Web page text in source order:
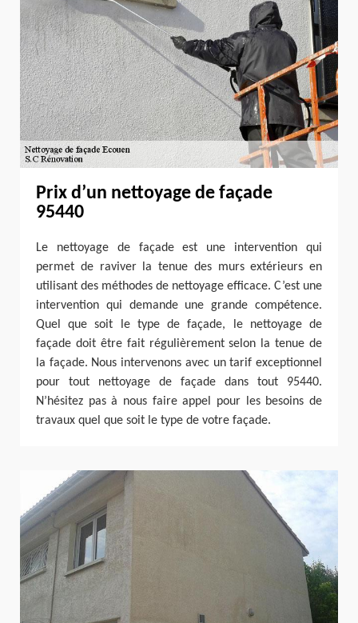
Prix d’un nettoyage de façade
95440
Le nettoyage de façade est une intervention qui
permet de raviver la tenue des murs extérieurs en
utilisant des méthodes de nettoyage efficace. C’est une
intervention qui demande une grande compétence.
Quel que soit le type de façade, le nettoyage de
façade doit être fait régulièrement selon la tenue de
la façade. Nous intervenons avec un tarif exceptionnel
pour tout nettoyage de façade dans tout 95440.
N’hésitez pas à nous faire appel pour les besoins de
travaux quel que soit le type de votre façade.